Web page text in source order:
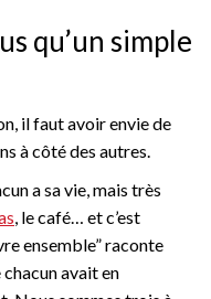
qu’un simple
il faut avoir envie de
à côté des autres.
a sa vie, mais très
, le café… et c’est
ensemble” raconte
chacun avait en